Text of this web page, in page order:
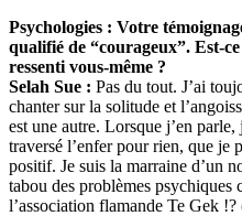
Psychologies : Votre
qualifié de “courageux”. Est-
ressenti vous-même ?
Selah Sue : Pas du tout. J’ai
chanter sur la solitude et
est une autre. Lorsque j’en
traversé l’enfer pour rien, que je
positif. Je suis la marraine d’un
tabou des problèmes psychiques
l’association flamande Te Gek